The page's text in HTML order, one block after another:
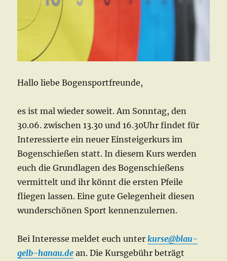
Hallo liebe Bogensportfreunde,
es ist mal wieder soweit. Am Sonntag, den
30.06. zwischen 13.30 und 16.30Uhr findet für
Interessierte ein neuer Einsteigerkurs im
Bogenschießen statt. In diesem Kurs werden
euch die Grundlagen des Bogenschießens
vermittelt und ihr könnt die ersten Pfeile
fliegen lassen. Eine gute Gelegenheit diesen
wunderschönen Sport kennenzulernen.
Bei Interesse meldet euch unter kurse@blau-
gelb-hanau.de an. Die Kursgebühr beträgt